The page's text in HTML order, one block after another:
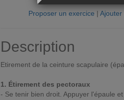
Proposer un exercice | Ajouter
Description
Etirement de la ceinture scapulaire
1. Étirement des pectoraux
- Se tenir bien droit. Appuyer l'épaule